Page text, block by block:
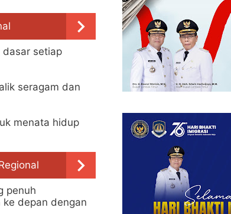
dasar setiap
seragam dan
menata hidup
penuh
depan dengan